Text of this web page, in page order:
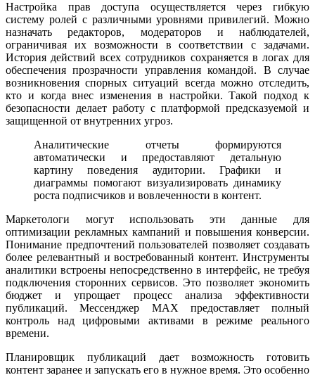
Настройка прав доступа осуществляется через гибкую
систему ролей с различными уровнями привилегий. Можно
назначать редакторов, модераторов и наблюдателей,
ограничивая их возможности в соответствии с задачами.
История действий всех сотрудников сохраняется в логах для
обеспечения прозрачности управления командой. В случае
возникновения спорных ситуаций всегда можно отследить,
кто и когда внес изменения в настройки. Такой подход к
безопасности делает работу с платформой предсказуемой и
защищенной от внутренних угроз.
Аналитические отчеты формируются
автоматически и предоставляют детальную
картину поведения аудитории. Графики и
диаграммы помогают визуализировать динамику
роста подписчиков и вовлеченности в контент.
Маркетологи могут использовать эти данные для
оптимизации рекламных кампаний и повышения конверсии.
Понимание предпочтений пользователей позволяет создавать
более релевантный и востребованный контент. Инструменты
аналитики встроены непосредственно в интерфейс, не требуя
подключения сторонних сервисов. Это позволяет экономить
бюджет и упрощает процесс анализа эффективности
публикаций. Мессенджер MAX предоставляет полный
контроль над цифровыми активами в режиме реального
времени.
Планировщик публикаций дает возможность готовить
контент заранее и запускать его в нужное время. Это особенно